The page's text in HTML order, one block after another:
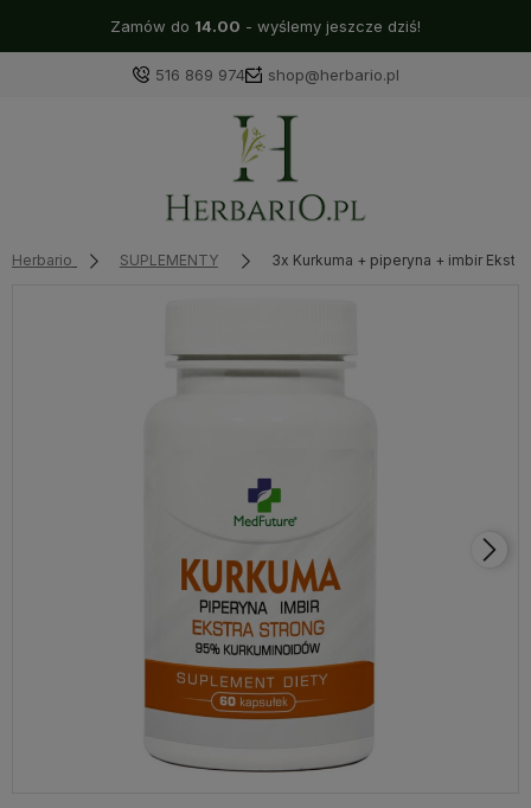
Zamów do 14.00 - wyślemy jeszcze dziś!
516 869 974 shop@herbario.pl
Herbario SUPLEMENTY 3x Kurkuma + piperyna + imbir